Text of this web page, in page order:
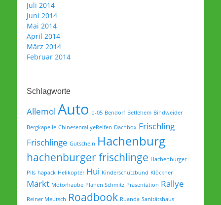
Juli 2014
Juni 2014
Mai 2014
April 2014
März 2014
Februar 2014
Schlagworte
Allemol Auto b-05 Bendorf Betlehem Bindweider
Bergkapelle ChinesenrallyeReifen Dachbox Frischling
Frischlinge Gutschein Hachenburg
hachenburger frischlinge Hachenburger
Pils hapack Helikopter Hui Kinderschutzbund Klöckner
Markt Motorhaube Planen Schmitz Präsentation Rallye
Reiner Meutsch Roadbook Ruanda Sanitätshaus